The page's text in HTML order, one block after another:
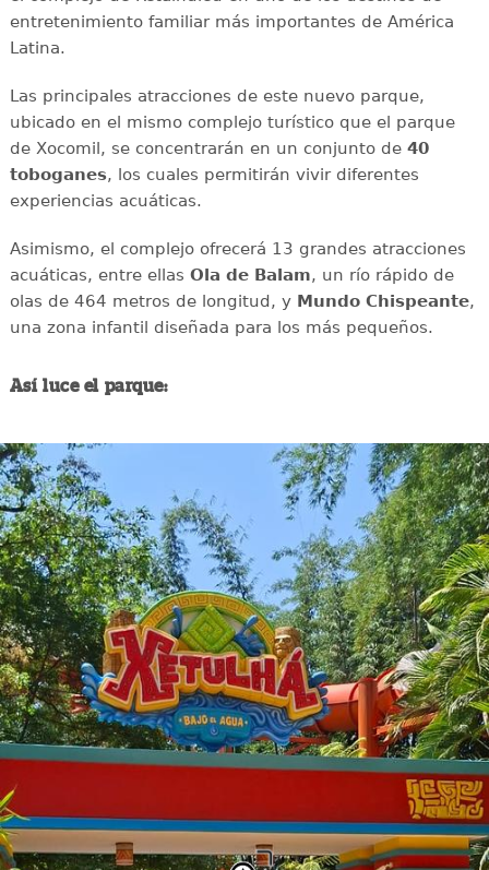
entretenimiento familiar más importantes de América
Latina.
Las principales atracciones de este nuevo parque,
ubicado en el mismo complejo turístico que el parque
de Xocomil, se concentrarán en un conjunto de40
toboganes, los cuales permitirán vivir diferentes
experiencias acuáticas.
Asimismo, el complejo ofrecerá 13 grandes atracciones
acuáticas, entre ellas Ola de Balam, un río rápido de
olas de 464 metros de longitud, y Mundo Chispeante,
una zona infantil diseñada para los más pequeños.
Así luce el parque: